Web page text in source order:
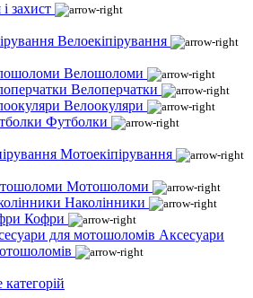
захист
Велоекіпірування
Велошоломи
Велоперчатки
Велоокуляри
Футболки
Мотоекіпірування
Мотошоломи
Наколінники
Кофри
Аксесуари